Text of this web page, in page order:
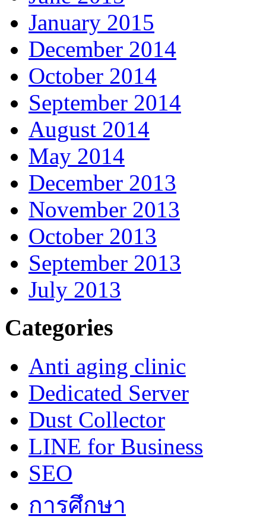
January 2015
December 2014
October 2014
September 2014
August 2014
May 2014
December 2013
November 2013
October 2013
September 2013
July 2013
Categories
Anti aging clinic
Dedicated Server
Dust Collector
LINE for Business
SEO
การศึกษา